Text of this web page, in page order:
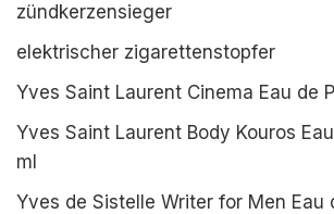
zündkerzensieger
elektrischer zigarettenstopfer
Yves Saint Laurent Cinema Eau de
Yves Saint Laurent Body Kouros
ml
Yves de Sistelle Writer for Men Eau